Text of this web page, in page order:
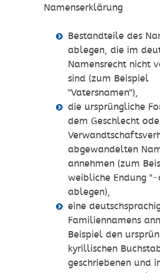
Namenserklärung
Bestandteile des
ablegen, die im
Namensrecht nicht
sind (zum Beispiel
"Vatersnamen"),
die ursprüngliche
dem Geschlecht
abgewandelten
annehmen(zum
weibliche Endung
ablegen),
eine
Familiennamens
Beispiel den
kyrillischen
geschriebenen und